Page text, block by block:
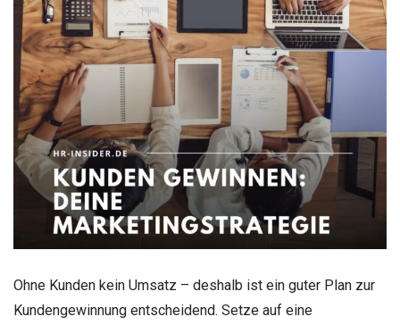
Ohne Kunden kein Umsatz – deshalb ist ein guter Plan zur
Kundengewinnung entscheidend. Setze auf eine